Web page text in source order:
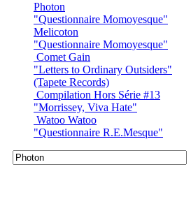
Photon
"Questionnaire Momoyesque"
Melicoton
"Questionnaire Momoyesque"
Comet Gain
"Letters to Ordinary Outsiders"
(Tapete Records)
Compilation Hors Série #13
"Morrissey, Viva Hate"
Watoo Watoo
"Questionnaire R.E.Mesque"